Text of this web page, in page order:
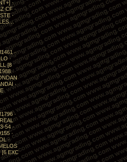
·
CF ·
·
·
·
[8
·
·
54 ·
·
·
[6 EXC